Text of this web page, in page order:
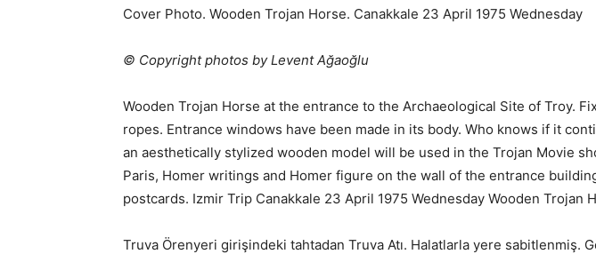
Cover Photo. Wooden Trojan Horse. Canakkale 23 April 1975 Wednesday
© Copyright photos by Levent Ağaoğlu
Wooden Trojan Horse at the entrance to the Archaeological Site of Troy.
ropes. Entrance windows have been made in its body. Who knows if it
an aesthetically stylized wooden model will be used in the Trojan Movie
Paris, Homer writings and Homer figure on the wall of the entrance
postcards. Izmir Trip Canakkale 23 April 1975 Wednesday Wooden Trojan
Truva Örenyeri girişindeki tahtadan Truva Atı. Halatlarla yere sabitlenmiş.